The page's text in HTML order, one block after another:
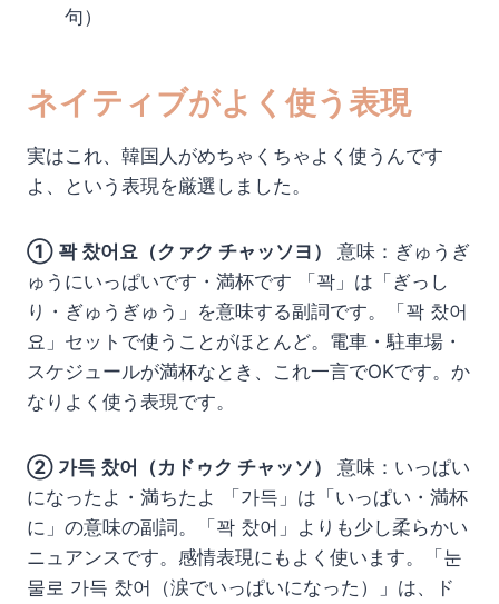
句）
ネイティブがよく使う表現
実はこれ、韓国人がめちゃくちゃよく使うんです
よ、という表現を厳選しました。
① 꽉 찼어요（クァク チャッソヨ）
意味：ぎゅうぎ
ゅうにいっぱいです・満杯です 「꽉」は「ぎっし
り・ぎゅうぎゅう」を意味する副詞です。「꽉 찼어
요」セットで使うことがほとんど。電車・駐車場・
スケジュールが満杯なとき、これ一言でOKです。か
なりよく使う表現です。
② 가득 찼어（カドゥク チャッソ）
意味：いっぱい
になったよ・満ちたよ 「가득」は「いっぱい・満杯
に」の意味の副詞。「꽉 찼어」よりも少し柔らかい
ニュアンスです。感情表現にもよく使います。「눈
물로 가득 찼어（涙でいっぱいになった）」は、ド